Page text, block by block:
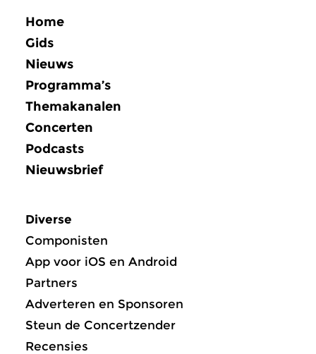
Home
Gids
Nieuws
Programma’s
Themakanalen
Concerten
Podcasts
Nieuwsbrief
Diverse
Componisten
App voor iOS en Android
Partners
Adverteren en Sponsoren
Steun de Concertzender
Recensies